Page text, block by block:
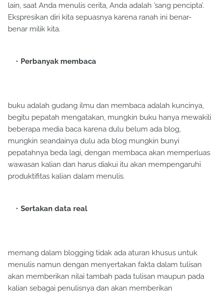
lain, saat Anda menulis cerita, Anda adalah ’sang pencipta’.
Ekspresikan diri kita sepuasnya karena ranah ini benar-
benar milik kita.
Perbanyak membaca
buku adalah gudang ilmu dan membaca adalah kuncinya,
begitu pepatah mengatakan, mungkin buku hanya mewakili
beberapa media baca karena dulu belum ada blog,
mungkin seandainya dulu ada blog mungkin bunyi
pepatahnya beda lagi, dengan membaca akan memperluas
wawasan kalian dan harus diakui itu akan mempengaruhi
produktifitas kalian dalam menulis.
Sertakan data real
memang dalam blogging tidak ada aturan khusus untuk
menulis namun dengan menyertakan fakta dalam tulisan
akan memberikan nilai tambah pada tulisan maupun pada
kalian sebagai penulisnya dan akan memberikan